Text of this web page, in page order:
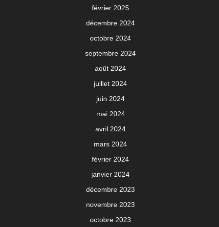
février 2025
décembre 2024
octobre 2024
septembre 2024
août 2024
juillet 2024
juin 2024
mai 2024
avril 2024
mars 2024
février 2024
janvier 2024
décembre 2023
novembre 2023
octobre 2023